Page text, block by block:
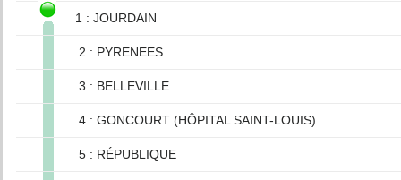
1 : JOURDAIN
2 : PYRENEES
3 : BELLEVILLE
4 : GONCOURT (HÔPITAL SAINT-LOUIS)
5 : RÉPUBLIQUE